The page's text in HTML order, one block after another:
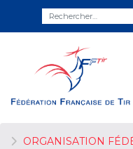
ORGANISATION